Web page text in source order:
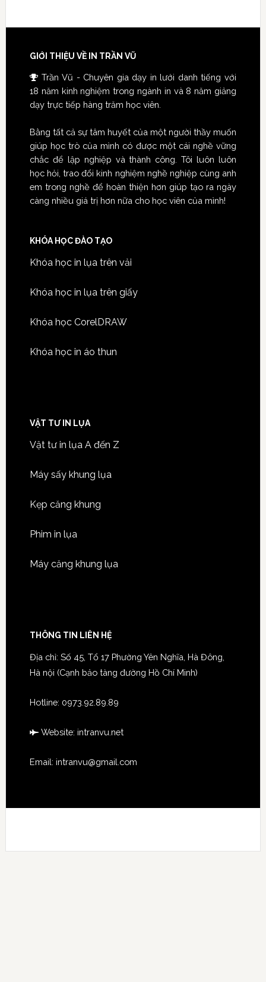
GIỚI THIỆU VỀ IN TRẦN VŨ
Trần Vũ - Chuyên gia dạy in lưới danh tiếng với
18 năm kinh nghiệm trong ngành in và 8 năm giảng
dạy trực tiếp hàng trăm học viên.
Bằng tất cả sự tâm huyết của một người thầy muốn
giúp học trò của mình có được một cái nghề vững
chắc để lập nghiệp và thành công. Tôi luôn luôn
học hỏi, trao đổi kinh nghiệm nghề nghiệp cùng anh
em trong nghề để hoàn thiện hơn giúp tạo ra ngày
càng nhiều giá trị hơn nữa cho học viên của mình!
KHÓA HỌC ĐÀO TẠO
Khóa học in lụa trên vải
Khóa học in lụa trên giấy
Khóa học CorelDRAW
Khóa học in áo thun
VẬT TƯ IN LỤA
Vật tư in lụa A đến Z
Máy sấy khung lụa
Kẹp căng khung
Phim in lụa
Máy căng khung lụa
THÔNG TIN LIÊN HỆ
Địa chỉ: Số 45, Tổ 17 Phường Yên Nghĩa, Hà Đông,
Hà nội (Cạnh bảo tàng đường Hồ Chí Minh)
Hotline: 0973.92.89.89
Website: intranvu.net
Email: intranvu@gmail.com